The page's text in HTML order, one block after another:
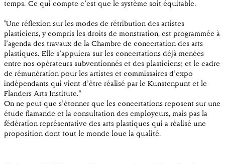
temps. Ce qui compte c’est que le système soit équitable.
"Une réflexion sur les modes de rétribution des artistes
plasticiens, y compris les droits de monstration, est programmée à
l’agenda des travaux de la Chambre de concertation des arts
plastiques. Elle s’appuiera sur les concertations déjà menées
entre nos opérateurs subventionnés et des plasticiens; et le cadre
de rémunération pour les artistes et commissaires d’expo
indépendants qui vient d’être réalisé par le Kunstenpunt et le
Flanders Arts Institute."
On ne peut que s’étonner que les concertations reposent sur une
étude flamande et la consultation des employeurs, mais pas la
fédération représentative des arts plastiques qui a réalisé une
proposition dont tout le monde loue la qualité.